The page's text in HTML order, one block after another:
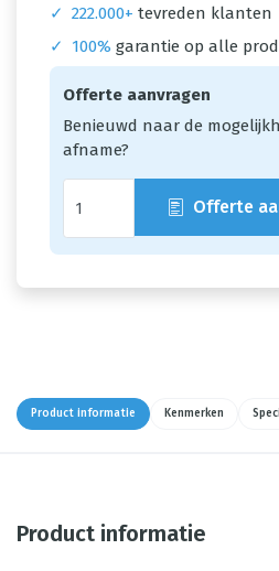
✓ 222.000+ tevreden klanten
✓
100% garantie op alle
Offerte aanvragen
Benieuwd naar de
afname?
Offerte
Product informatie Kenmerken
Product informatie